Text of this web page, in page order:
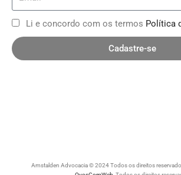
Li e concordo com os termos Política
Cadastre-se
Amstalden Advocacia © 2024 Todos os direitos